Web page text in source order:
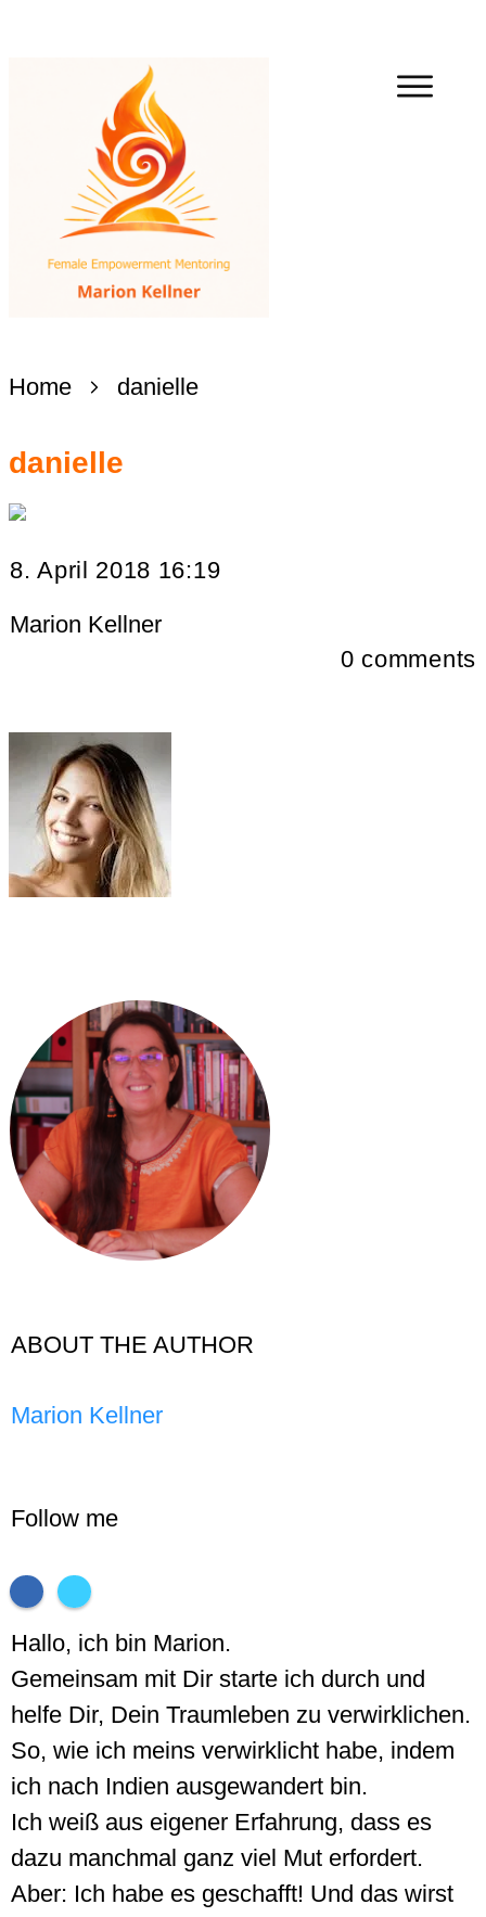
Home danielle
danielle
8. April 2018 16:19
Marion Kellner
0 comments
ABOUT THE AUTHOR
Marion Kellner
Follow me
Hallo, ich bin Marion.
Gemeinsam mit Dir starte ich durch und
helfe Dir, Dein Traumleben zu verwirklichen.
So, wie ich meins verwirklicht habe, indem
ich nach Indien ausgewandert bin.
Ich weiß aus eigener Erfahrung, dass es
dazu manchmal ganz viel Mut erfordert.
Aber: Ich habe es geschafft! Und das wirst